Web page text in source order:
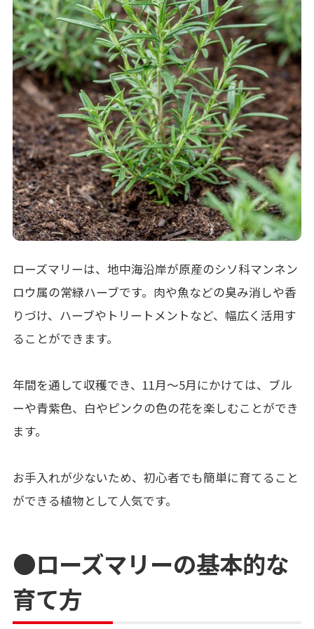
ローズマリーは、地中海沿岸が原産のシソ科マンネン
ロウ属の常緑ハーブです。肉や魚などの臭み消しや香
りづけ、ハーブやトリートメントなど、幅広く活用す
ることができます。
年間を通して収穫でき、11月〜5月にかけては、ブル
ーや青紫色、白やピンクの色の花を楽しむことができ
ます。
お手入れが少ないため、初心者でも簡単に育てること
ができる植物として人気です。
●ローズマリーの基本的な
育て方